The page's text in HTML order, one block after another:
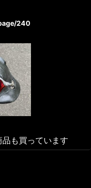
240
も買っています